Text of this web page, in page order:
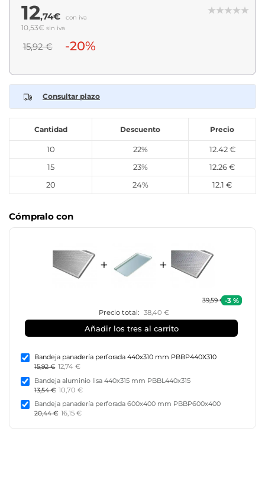
12,74€ con iva
10,53€ sin iva
15,92 € -20%
Consultar plazo
Cantidad Descuento Precio
10 22%
12.42 €
15
23%
12.26 €
20
24% 12.1 €
Cómpralo con
+ +
39,59 € -3 %
Precio total: 38,40 €
Añadir los tres al carrito
Bandeja panadería perforada 440x310 mm PBBP440X310
15,92 € 12,74 €
Bandeja aluminio lisa 440x315 mm PBBL440x315
13,54 € 10,70 €
Bandeja panadería perforada 600x400 mm PBBP600x400
20,44 € 16,15 €